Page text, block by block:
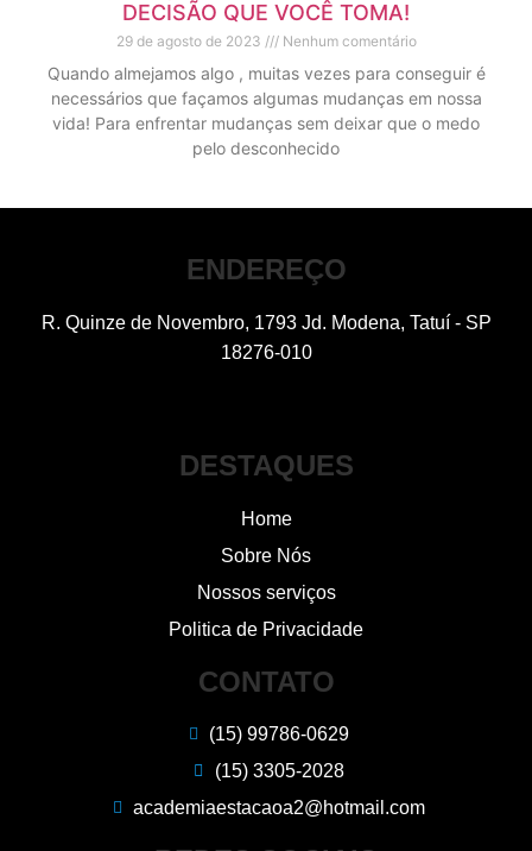
DECISÃO QUE VOCÊ TOMA!
29 de agosto de 2023 Nenhum comentário
Quando almejamos algo , muitas vezes para conseguir é
necessários que façamos algumas mudanças em nossa
vida! Para enfrentar mudanças sem deixar que o medo
pelo desconhecido
ENDEREÇO
R. Quinze de Novembro, 1793 Jd. Modena, Tatuí - SP
18276-010
DESTAQUES
Home
Sobre Nós
Nossos serviços
Politica de Privacidade
CONTATO
(15) 99786-0629
(15) 3305-2028
academiaestacaoa2@hotmail.com